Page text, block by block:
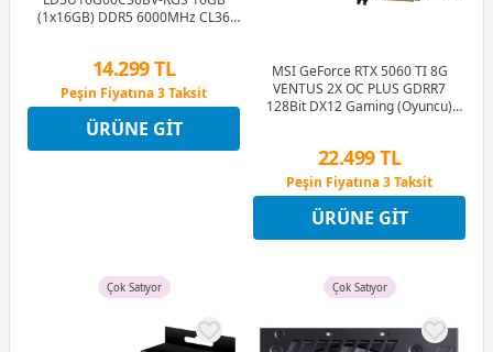
(1x16GB) DDR5 6000MHz CL36
14.299 TL
Peşin Fiyatına 3 Taksit
12 Ay x 1.682 TL taksitle
Peşin Fiyatına 3 Taksit
ÜRÜNE GIT
MSI GeForce RTX 5060 TI 8G
VENTUS 2X OC PLUS GDRR7
128Bit DX12 Gaming (Oyuncu)
22.499 TL
Peşin Fiyatına 3 Taksit
12 Ay x 2.647 TL taksitle
Peşin Fiyatına 3 Taksit
ÜRÜNE GIT
Çok Satıyor Çok Satıyor